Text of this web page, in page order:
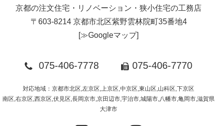
京都の注文住宅・リノベーション・狭小住宅の工務店
〒603-8214 京都市北区紫野雲林院町35番地4
[≫Googleマップ]
075-406-7778 075-406-7770
対応地域：京都市北区,左京区,上京区,中京区,東山区,山科区,下京区
南区,右京区,西京区,伏見区,長岡京市,京田辺市,宇治市,城陽市,八幡市,亀岡市,滋賀県
大津市